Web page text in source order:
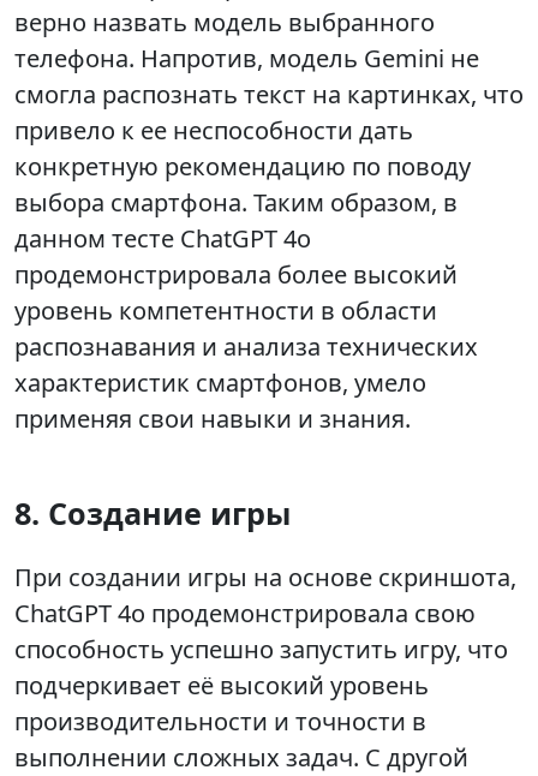
верно назвать модель выбранного
телефона. Напротив, модель Gemini не
смогла распознать текст на картинках, что
привело к ее неспособности дать
конкретную рекомендацию по поводу
выбора смартфона. Таким образом, в
данном тесте ChatGPT 4o
продемонстрировала более высокий
уровень компетентности в области
распознавания и анализа технических
характеристик смартфонов, умело
применяя свои навыки и знания.
8. Создание игры
При создании игры на основе скриншота,
ChatGPT 4о продемонстрировала свою
способность успешно запустить игру, что
подчеркивает её высокий уровень
производительности и точности в
выполнении сложных задач. С другой